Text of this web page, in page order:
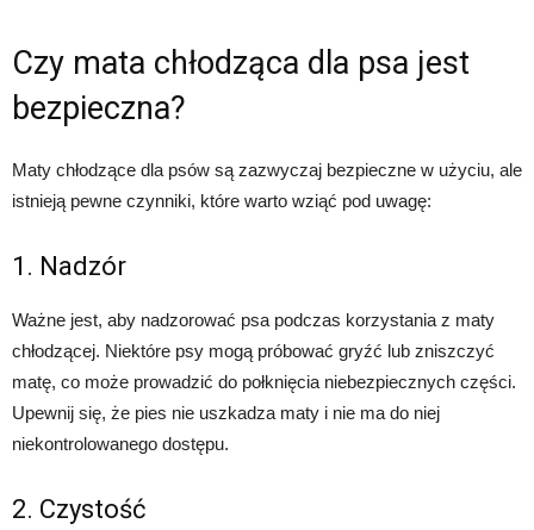
Czy mata chłodząca dla psa jest
bezpieczna?
Maty chłodzące dla psów są zazwyczaj bezpieczne w użyciu, ale
istnieją pewne czynniki, które warto wziąć pod uwagę:
1. Nadzór
Ważne jest, aby nadzorować psa podczas korzystania z maty
chłodzącej. Niektóre psy mogą próbować gryźć lub zniszczyć
matę, co może prowadzić do połknięcia niebezpiecznych części.
Upewnij się, że pies nie uszkadza maty i nie ma do niej
niekontrolowanego dostępu.
2. Czystość